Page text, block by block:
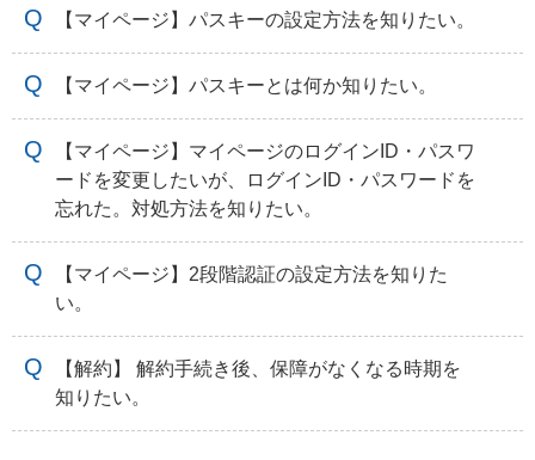
【マイページ】パスキーの設定方法を知りたい。
【マイページ】パスキーとは何か知りたい。
【マイページ】マイページのログインID・パスワ
ードを変更したいが、ログインID・パスワードを
忘れた。対処方法を知りたい。
【マイページ】2段階認証の設定方法を知りた
い。
【解約】 解約手続き後、保障がなくなる時期を
知りたい。